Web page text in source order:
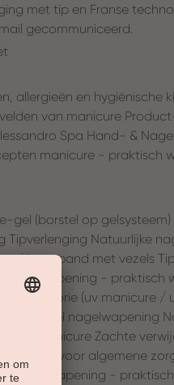
met tip en Franse
gecommuniceerd.
allergieën en hygiënische
van manicure
Spa Hand- &
manicure - praktisch
gel (borstel op
Tipverlenging Natuurlijke
gel in verband met vezels
nagelwapening -
(uv manicure /
Gel nagelwapening
manicure Zachte
Tips voor algemene
nagelwapening -